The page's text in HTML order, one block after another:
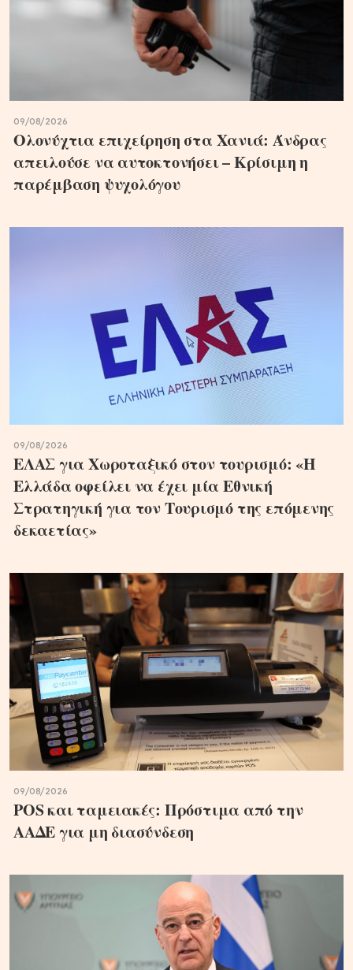
09/08/2026
Ολονύχτια επιχείρηση στα Χανιά: Άνδρας
απειλούσε να αυτοκτονήσει – Κρίσιμη η
παρέμβαση ψυχολόγου
09/08/2026
ΕΛΑΣ για Χωροταξικό στον τουρισμό: «Η
Ελλάδα οφείλει να έχει μία Εθνική
Στρατηγική για τον Τουρισμό της επόμενης
δεκαετίας»
09/08/2026
POS και ταμειακές: Πρόστιμα από την
ΑΑΔΕ για μη διασύνδεση